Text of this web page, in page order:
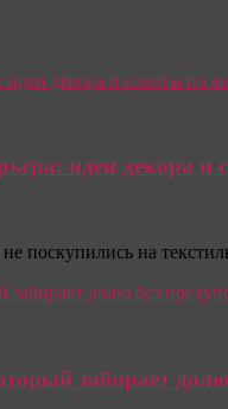
идеи декора и
поскупились на
забирает долю